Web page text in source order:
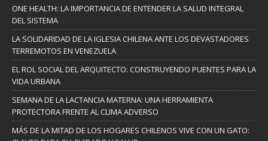
ONE HEALTH: LA IMPORTANCIA DE ENTENDER LA SALUD INTEGRAL
DEL SISTEMA
LA SOLIDARIDAD DE LA IGLESIA CHILENA ANTE LOS DEVASTADORES
TERREMOTOS EN VENEZUELA
EL ROL SOCIAL DEL ARQUITECTO: CONSTRUYENDO PUENTES PARA LA
VIDA URBANA
SEMANA DE LA LACTANCIA MATERNA: UNA HERRAMIENTA
PROTECTORA FRENTE AL CLIMA ADVERSO
MÁS DE LA MITAD DE LOS HOGARES CHILENOS VIVE CON UN GATO: